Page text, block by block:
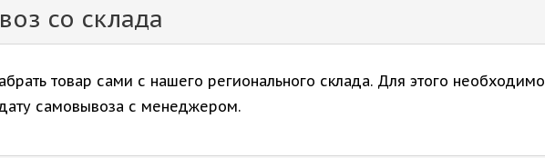
со склада
товар сами с нашего регионального склада. Для этого необходимо
дату самовывоза с менеджером.